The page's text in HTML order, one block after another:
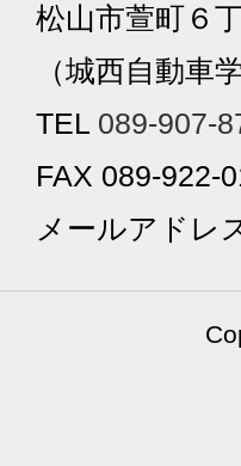
松山市萱町６
（城西自動車
TEL 089-907-
FAX 089-922-
メールアドレ